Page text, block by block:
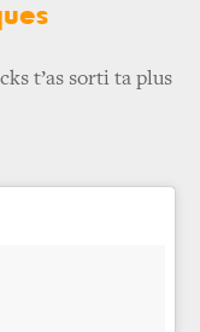
t’as sorti ta plus